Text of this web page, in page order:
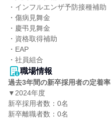
・インフルエンザ予防接種補助
・傷病見舞金
・慶弔見舞金
・資格取得補助
・EAP
・社員組合
職場情報
過去3年間の新卒採用者の定着率
▼2024年度
新卒採用者数：0名
新卒離職者数：0名